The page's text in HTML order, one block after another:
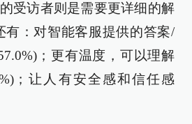
受访者则是需要更详细的解
有：对智能客服提供的答案/
；更有温度，可以理解
；让人有安全感和信任感